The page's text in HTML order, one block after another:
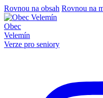
Rovnou na obsah Rovnou na
Obec
Velemín
Verze pro seniory